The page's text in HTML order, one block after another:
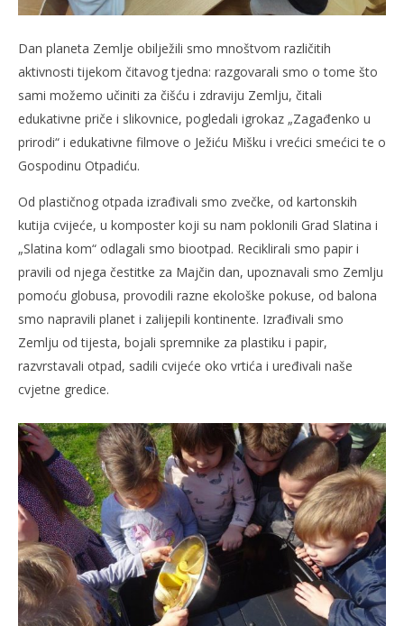
22.04.2021.
Dan planeta Zemlje obilježili smo mnoštvom različitih
aktivnosti tijekom čitavog tjedna: razgovarali smo o tome što
sami možemo učiniti za čišću i zdraviju Zemlju, čitali
edukativne priče i slikovnice, pogledali igrokaz „Zagađenko u
prirodi“ i edukativne filmove o Ježiću Mišku i vrećici smećici te o
Gospodinu Otpadiću.
Od plastičnog otpada izrađivali smo zvečke, od kartonskih
kutija cvijeće, u komposter koji su nam poklonili Grad Slatina i
„Slatina kom“ odlagali smo biootpad. Reciklirali smo papir i
pravili od njega čestitke za Majčin dan, upoznavali smo Zemlju
pomoću globusa, provodili razne ekološke pokuse, od balona
smo napravili planet i zalijepili kontinente. Izrađivali smo
Zemlju od tijesta, bojali spremnike za plastiku i papir,
razvrstavali otpad, sadili cvijeće oko vrtića i uređivali naše
cvjetne gredice.